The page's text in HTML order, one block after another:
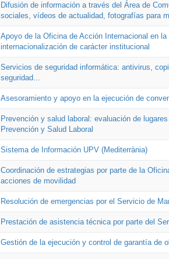
Difusión de información a través del Área de
sociales, vídeos de actualidad, fotografías para
Apoyo de la Oficina de Acción Internacional en
internacionalización de carácter institucional
Servicios de seguridad informática: antivirus,
seguridad...
Asesoramiento y apoyo en la ejecución de
Prevención y salud laboral: evaluación de
Prevención y Salud Laboral
Sistema de Información UPV (Mediterrània)
Coordinación de estrategias por parte de la
acciones de movilidad
Resolución de emergencias por el Servicio de
Prestación de asistencia técnica por parte del
Gestión de la ejecución y control de garantía de